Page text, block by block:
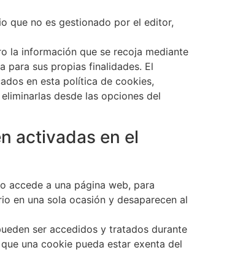
que no es gestionado por el editor,
la información que se recoja mediante
para sus propias finalidades. El
en esta política de cookies,
desde las opciones del
activadas en el
accede a una página web, para
en una sola ocasión y desaparecen al
ser accedidos y tratados durante
una cookie pueda estar exenta del